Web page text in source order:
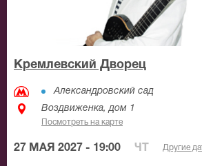
Кремлевский Дворец
Александровский сад
Воздвиженка, дом 1
Посмотреть на карте
27 МАЯ 2027 - 19:00 ЧТ Другие